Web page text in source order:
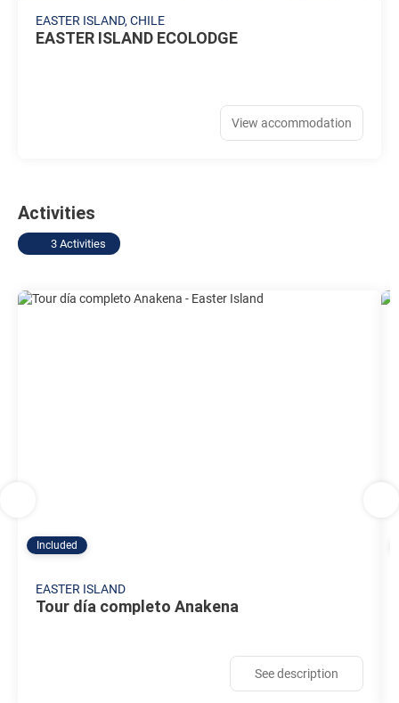
EASTER ISLAND, CHILE
EASTER ISLAND ECOLODGE
View accommodation
Activities
3 Activities
Included
EASTER ISLAND
Tour día completo Anakena
See description